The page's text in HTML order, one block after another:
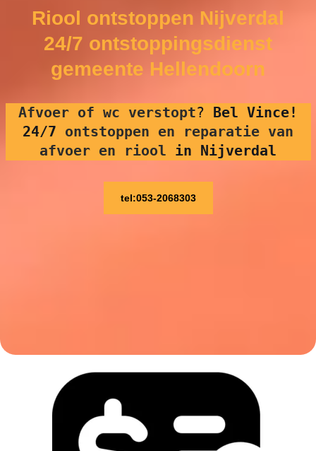
Riool ontstoppen Nijverdal
24/7 ontstoppingsdienst
gemeente Hellendoorn
Afvoer of wc verstopt? Bel Vince!
24/7 ontstoppen en reparatie van
afvoer en riool in Nijverdal
tel:053-2068303